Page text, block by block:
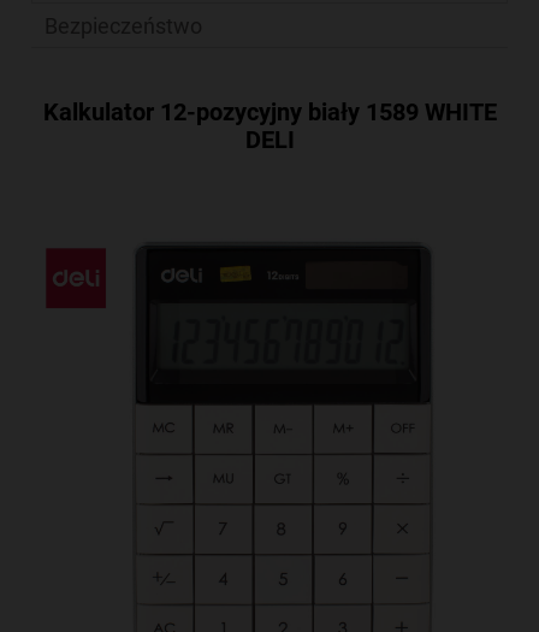
Kalkulator 12-pozycyjny biały 1589 WHITE
DELI